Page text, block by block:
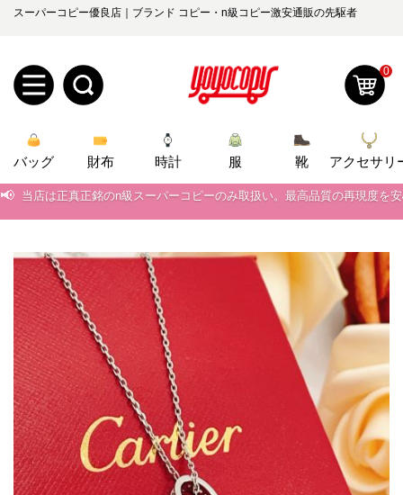
スーパーコピー優良店｜ブランド コピー・n級コピー激安通販の先駆者
規
ユ
ザ
ー
登
録
ロ
グ
ン
オ
ー
ダ
ー
管
お
知
ら
せ
yoyocopys@gmail.com
2026人気特集
バッグ
財布
時計
服
ズボン
衣装セット
靴
住まい用品
アクセサリー
ベルト
スカーフ
アイフォーンケ
ース
小物
0
バッグ 財布 時計 服 靴
アクセサリ
📢 新作入荷！ルイ・ヴィトンスーパーコピー バッグ最新モデルが登場。
📢 当店は正真正銘のn級スーパーコピーのみ取扱い。最高品質の再現度を
2026春の新作続々更新中！期間中のご注文でお得な割引をご利用いただ
📢 新作入荷！ルイ・ヴィトンスーパーコピー バッグ最新モデルが登場。